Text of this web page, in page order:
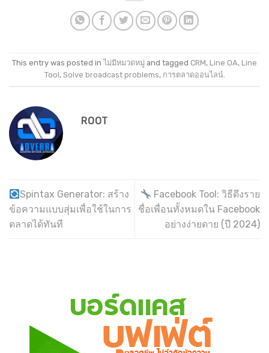
This entry was posted inไม่มีหมวดหมู่ and tagged CRM, Line OA, Line
Tool, Solve broadcast problems, การตลาดออนไลน์.
ROOT
Spintax Generator: สร้าง
ข้อความแบบสุ่มเพื่อใช้ในการ
ตลาดได้ทันที
Facebook Tool: วิธีดึงราย
ชื่อเพื่อนทั้งหมดใน Facebook
อย่างง่ายดาย (ปี 2024)